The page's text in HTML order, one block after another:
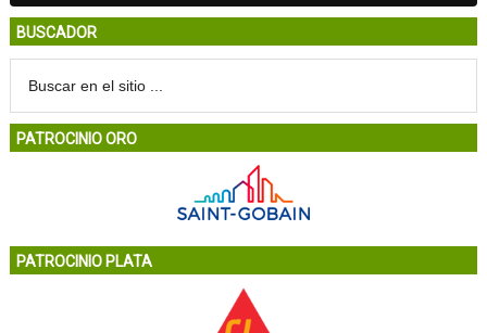
BUSCADOR
PATROCINIO ORO
PATROCINIO PLATA